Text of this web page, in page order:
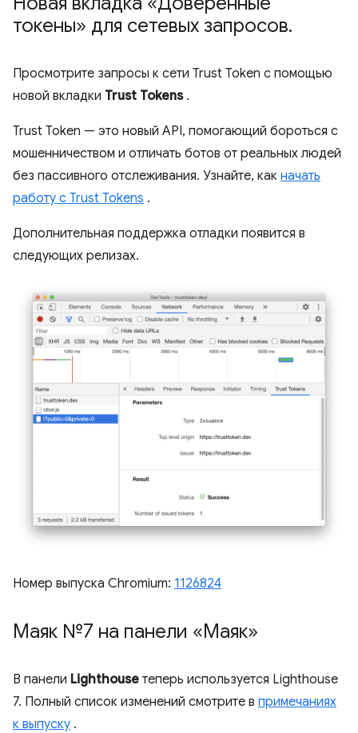
токены» для сетевых запросов.
Просмотрите запросы к сети Trust Token с помощью
новой вкладки Trust Tokens.
Trust Token — это новый API, помогающий бороться с
мошенничеством и отличать ботов от реальных людей
без пассивного отслеживания. Узнайте, как начать
работу с Trust Tokens .
Дополнительная поддержка отладки появится в
следующих релизах.
Номер выпуска Chromium: 1126824
Маяк №7 на панели «Маяк»
В панели Lighthouse теперь используется Lighthouse
7. Полный список изменений смотрите в примечаниях
к выпуску .